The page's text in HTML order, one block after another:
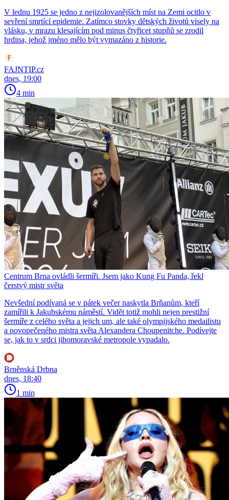
V lednu 1925 se jedno z nejizolovanějších míst na Zemi ocitlo v
sevření smrtící epidemie. Zatímco stovky dětských životů visely na
vlásku, v mrazu klesajícím pod minus čtyřicet stupňů se zrodil
hrdina, jehož jméno mělo být vymazáno z historie.
FAJNTIP.cz
dnes, 19:00
4 min
Centrum Brna ovládli šermíři. Jsem jako Kung Fu Panda, řekl
čerstvý mistr světa
Nevšední podívaná se v pátek večer naskytla Brňanům, kteří
zamířili k Jakubskému náměstí. Vidět totiž mohli nejen prestižní
šermíře z celého světa a jejich um, ale také olympijského medailistu
a novopečeného mistra světa Alexandera Choupenitche. Podívejte
se, jak to v srdci jihomoravské metropole vypadalo.
Brněnská Drbna
dnes, 18:40
1 min